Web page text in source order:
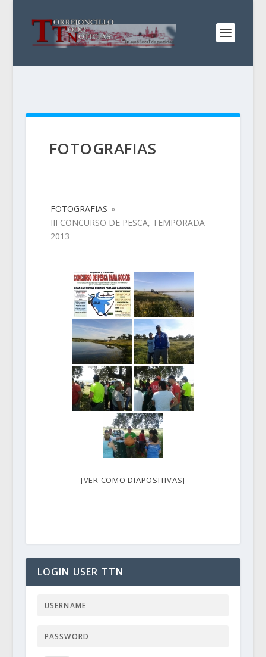
FOTOGRAFIAS
FOTOGRAFIAS »
III CONCURSO DE PESCA, TEMPORADA
2013
[VER COMO DIAPOSITIVAS]
LOGIN USER TTN